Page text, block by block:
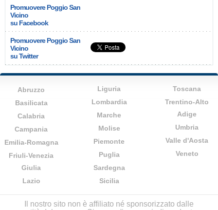
Promuovere Poggio San
Vicino
su Facebook
Promuovere Poggio San
Vicino
su Twitter
Abruzzo
Basilicata
Calabria
Campania
Emilia-Romagna
Friuli-Venezia
Giulia
Lazio
Liguria
Lombardia
Marche
Molise
Piemonte
Puglia
Sardegna
Sicilia
Toscana
Trentino-Alto
Adige
Umbria
Valle d'Aosta
Veneto
Il nostro sito non è affiliato né sponsorizzato dalle